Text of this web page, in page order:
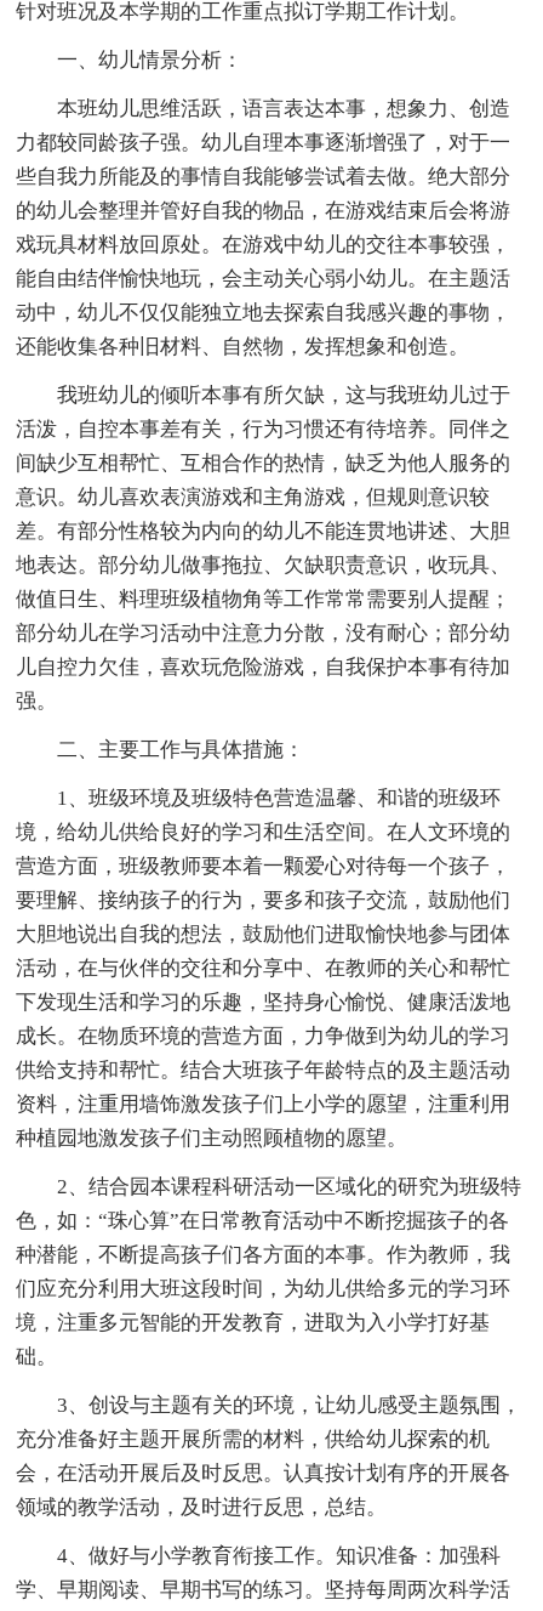
针对班况及本学期的工作重点拟订学期工作计划。
一、幼儿情景分析：
本班幼儿思维活跃，语言表达本事，想象力、创造
力都较同龄孩子强。幼儿自理本事逐渐增强了，对于一
些自我力所能及的事情自我能够尝试着去做。绝大部分
的幼儿会整理并管好自我的物品，在游戏结束后会将游
戏玩具材料放回原处。在游戏中幼儿的交往本事较强，
能自由结伴愉快地玩，会主动关心弱小幼儿。在主题活
动中，幼儿不仅仅能独立地去探索自我感兴趣的事物，
还能收集各种旧材料、自然物，发挥想象和创造。
我班幼儿的倾听本事有所欠缺，这与我班幼儿过于
活泼，自控本事差有关，行为习惯还有待培养。同伴之
间缺少互相帮忙、互相合作的热情，缺乏为他人服务的
意识。幼儿喜欢表演游戏和主角游戏，但规则意识较
差。有部分性格较为内向的幼儿不能连贯地讲述、大胆
地表达。部分幼儿做事拖拉、欠缺职责意识，收玩具、
做值日生、料理班级植物角等工作常常需要别人提醒；
部分幼儿在学习活动中注意力分散，没有耐心；部分幼
儿自控力欠佳，喜欢玩危险游戏，自我保护本事有待加
强。
二、主要工作与具体措施：
1、班级环境及班级特色营造温馨、和谐的班级环
境，给幼儿供给良好的学习和生活空间。在人文环境的
营造方面，班级教师要本着一颗爱心对待每一个孩子，
要理解、接纳孩子的行为，要多和孩子交流，鼓励他们
大胆地说出自我的想法，鼓励他们进取愉快地参与团体
活动，在与伙伴的交往和分享中、在教师的关心和帮忙
下发现生活和学习的乐趣，坚持身心愉悦、健康活泼地
成长。在物质环境的营造方面，力争做到为幼儿的学习
供给支持和帮忙。结合大班孩子年龄特点的及主题活动
资料，注重用墙饰激发孩子们上小学的愿望，注重利用
种植园地激发孩子们主动照顾植物的愿望。
2、结合园本课程科研活动一区域化的研究为班级特
色，如：“珠心算”在日常教育活动中不断挖掘孩子的各
种潜能，不断提高孩子们各方面的本事。作为教师，我
们应充分利用大班这段时间，为幼儿供给多元的学习环
境，注重多元智能的开发教育，进取为入小学打好基
础。
3、创设与主题有关的环境，让幼儿感受主题氛围，
充分准备好主题开展所需的材料，供给幼儿探索的机
会，在活动开展后及时反思。认真按计划有序的开展各
领域的教学活动，及时进行反思，总结。
4、做好与小学教育衔接工作。知识准备：加强科
学、早期阅读、早期书写的练习。坚持每周两次科学活